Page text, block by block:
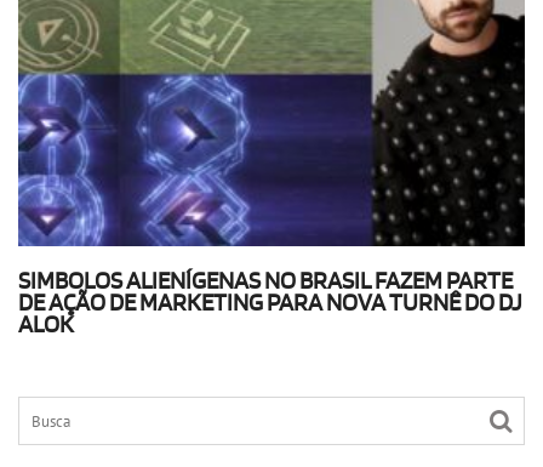
SIMBOLOS ALIENÍGENAS NO BRASIL FAZEM PARTE
DE AÇÃO DE MARKETING PARA NOVA TURNÊ DO DJ
ALOK